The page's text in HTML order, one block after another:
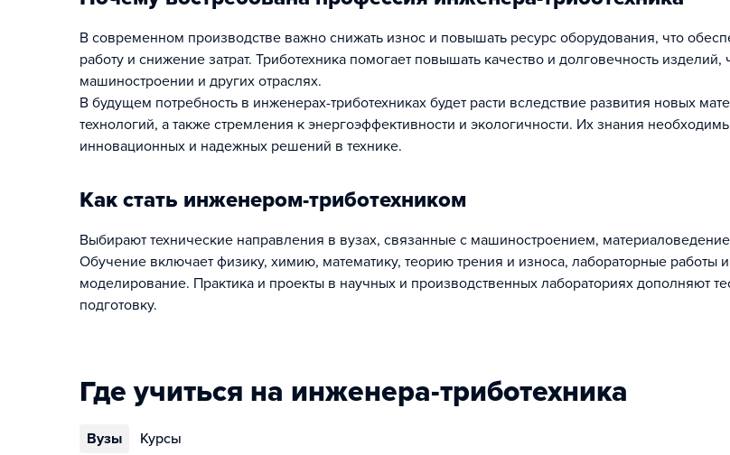
В современном производстве важно снижать износ и повышать ресурс оборудования, что
работу и снижение затрат. Триботехника помогает повышать качество и долговечность изделий,
машиностроении и других отраслях.
В будущем потребность в инженерах-триботехниках будет расти вследствие развития новых
технологий, а также стремления к энергоэффективности и экологичности. Их знания
инновационных и надежных решений в технике.
Как стать инженером-триботехником
Выбирают технические направления в вузах, связанные с машиностроением,
Обучение включает физику, химию, математику, теорию трения и износа, лабораторные работы
моделирование. Практика и проекты в научных и производственных лабораториях дополняют
подготовку.
Где учиться на инженера-триботехника
Вузы Курсы